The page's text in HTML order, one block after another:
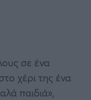
σε ένα
χέρι της ένα
παιδιά»,